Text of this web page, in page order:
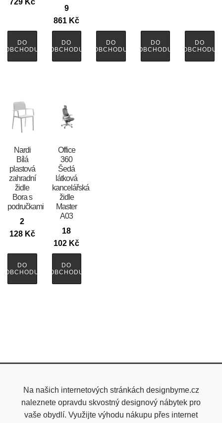
729 Kč
DO
OBCHODU
9
861 Kč
DO
OBCHODU
DO
OBCHODU
DO
OBCHODU
DO
OBCHODU
Nardi
Bílá
plastová
zahradní
židle
Bora s
područkami
2
128 Kč
DO
OBCHODU
Office
360
Šedá
látková
kancelářská
židle
Master
A03
18
102 Kč
DO
OBCHODU
Na našich internetových stránkách designbyme.cz
naleznete opravdu skvostný designový nábytek pro
vaše obydlí. Využijte výhodu nákupu přes internet